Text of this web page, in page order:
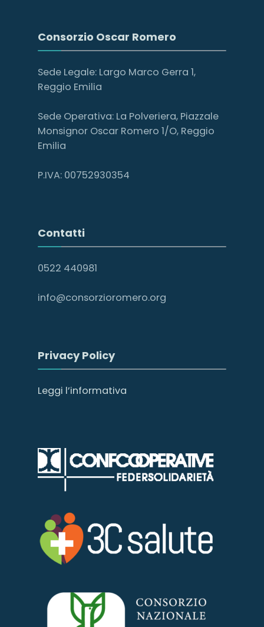
Consorzio Oscar Romero
Sede Legale: Largo Marco Gerra 1,
Reggio Emilia
Sede Operativa: La Polveriera, Piazzale
Monsignor Oscar Romero 1/O, Reggio
Emilia
P.IVA: 00752930354
Contatti
0522 440981
info@consorzioromero.org
Privacy Policy
Leggi l’informativa